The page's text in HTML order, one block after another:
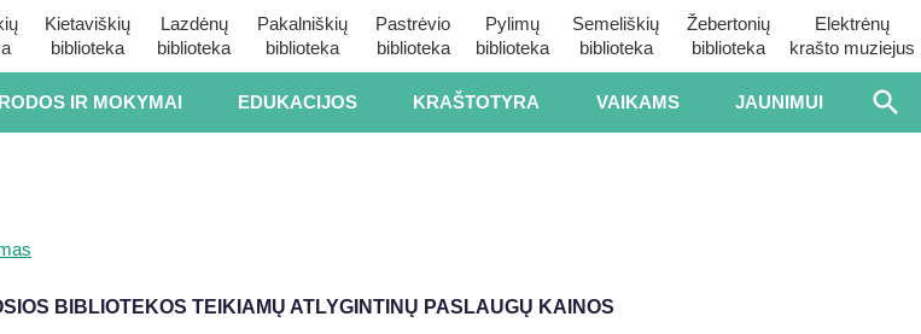
Kietaviškių
biblioteka
Lazdėnų
biblioteka
Pakalniškių
biblioteka
Pastrėvio
biblioteka
Pylimų
biblioteka
Semeliškių
biblioteka
Žebertonių
biblioteka
Elektrėnų
krašto muziejus
IR MOKYMAI EDUKACIJOS KRAŠTOTYRA VAIKAMS JAUNIMUI
BIBLIOTEKOS TEIKIAMŲ ATLYGINTINŲ PASLAUGŲ KAINOS